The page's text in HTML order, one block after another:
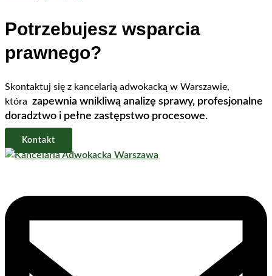
Potrzebujesz wsparcia
prawnego?
Skontaktuj się z kancelarią adwokacką w Warszawie,
która zapewnia wnikliwą analizę sprawy, profesjonalne
doradztwo i pełne zastępstwo procesowe.
Kontakt